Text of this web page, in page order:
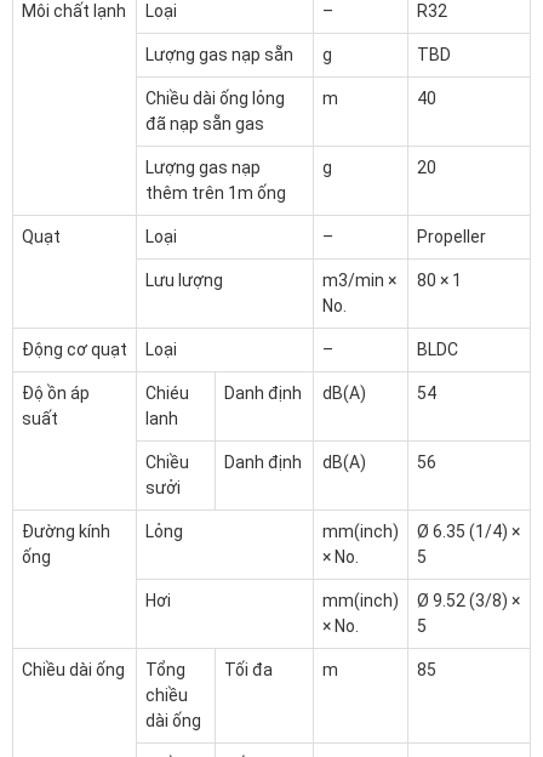
Môi chất lạnh Loại – R32
Lượng gas nạp sẵn g TBD
Chiều dài ống lỏng
đã nạp sẵn gas
m 40
Lượng gas nạp
thêm trên 1m ống
g 20
Quạt Loại – Propeller
Lưu lượng m3/min ×
No.
80 × 1
Động cơ quạt Loại – BLDC
Độ ồn áp
suất
Chiéu
lanh
Danh định dB(A) 54
Chiều
sưởi
Danh định dB(A) 56
Đường kính
ống
Lỏng
mm(inch)
× No.
Ø 6.35 (1/4) ×
5
Hơi
mm(inch)
× No.
Ø 9.52 (3/8) ×
5
Chiều dài ống
Tổng
chiều
dài ống
Tối đa m 85